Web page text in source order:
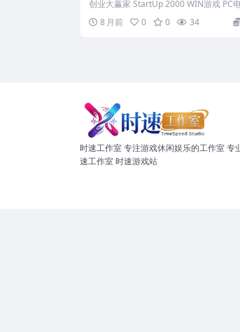
IN11
创业大赢家 StartUp 2000 WIN游戏 PC
游戏 适配系统WIN1...
8 月前 0 0 34
时速工作室 专注游戏休闲娱乐的工作室 专
速工作室 时速游戏站